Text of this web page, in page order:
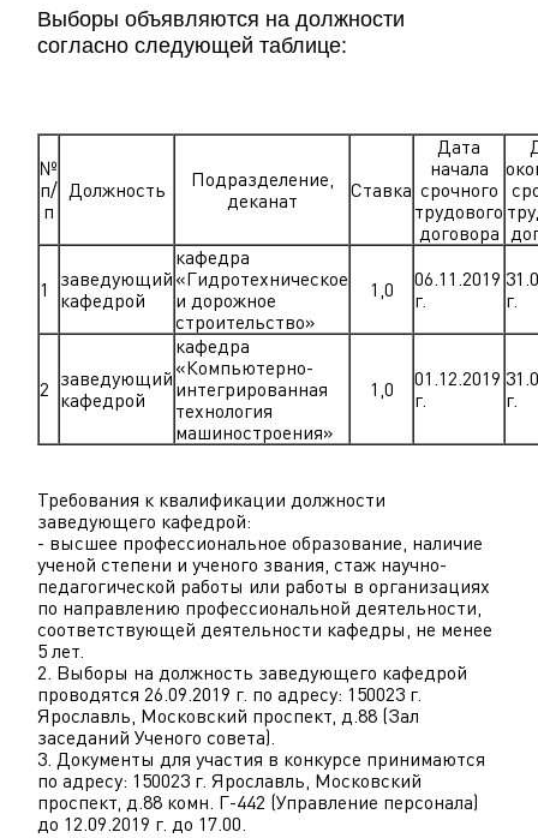
Выборы объявляются на должности
согласно следующей таблице:
№
п/
п
Должность
Подразделение,
деканат
Ставка
Дата
начала
срочного
трудового
договора
1
заведующий
кафедрой
кафедра
«Гидротехническое
и дорожное
строительство»
1,0
06.11.2019
г.
г.
2 заведующий
кафедрой
кафедра
«Компьютерно-
интегрированная
технология
машиностроения»
1,0
01.12.2019
г.
г.
Требования к квалификации должности
заведующего кафедрой:
- высшее профессиональное образование, наличие
ученой степени и ученого звания, стаж научно-
педагогической работы или работы в организациях
по направлению профессиональной деятельности,
соответствующей деятельности кафедры, не менее
5 лет.
2. Выборы на должность заведующего кафедрой
проводятся 26.09.2019 г. по адресу: 150023 г.
Ярославль, Московский проспект, д.88 (Зал
заседаний Ученого совета).
3. Документы для участия в конкурсе принимаются
по адресу: 150023 г. Ярославль, Московский
проспект, д.88 комн. Г-442 (Управление персонала)
до 12.09.2019 г. до 17.00.